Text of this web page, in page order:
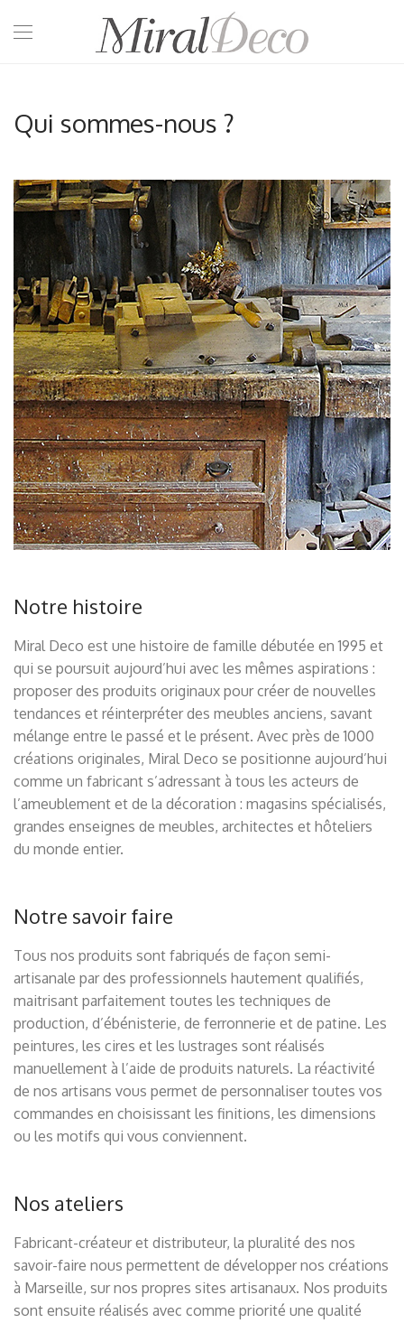
Qui sommes-nous ?
Notre histoire
Miral Deco est une histoire de famille débutée en 1995 et
qui se poursuit aujourd’hui avec les mêmes aspirations :
proposer des produits originaux pour créer de nouvelles
tendances et réinterpréter des meubles anciens, savant
mélange entre le passé et le présent. Avec près de 1000
créations originales, Miral Deco se positionne aujourd’hui
comme un fabricant s’adressant à tous les acteurs de
l’ameublement et de la décoration : magasins spécialisés,
grandes enseignes de meubles, architectes et hôteliers
du monde entier.
Notre savoir faire
Tous nos produits sont fabriqués de façon semi-
artisanale par des professionnels hautement qualifiés,
maitrisant parfaitement toutes les techniques de
production, d’ébénisterie, de ferronnerie et de patine. Les
peintures, les cires et les lustrages sont réalisés
manuellement à l’aide de produits naturels. La réactivité
de nos artisans vous permet de personnaliser toutes vos
commandes en choisissant les finitions, les dimensions
ou les motifs qui vous conviennent.
Nos ateliers
Fabricant-créateur et distributeur, la pluralité des nos
savoir-faire nous permettent de développer nos créations
à Marseille, sur nos propres sites artisanaux. Nos produits
sont ensuite réalisés avec comme priorité une qualité